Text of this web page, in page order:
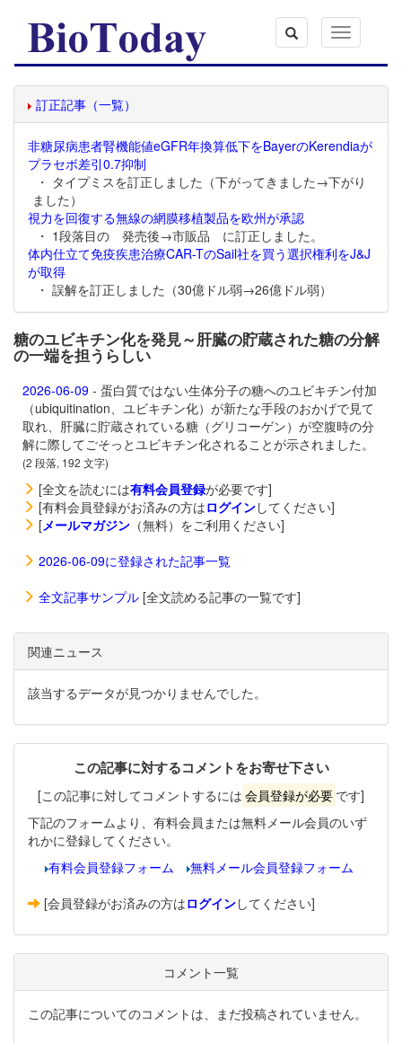
Toggle
navigation
訂正記事（一覧）
非糖尿病患者腎機能値eGFR年換算低下をBayerのKerendiaが
プラセボ差引0.7抑制
・ タイプミスを訂正しました（下がってきました→下がり
ました）
視力を回復する無線の網膜移植製品を欧州が承認
・ 1段落目の 発売後→市販品 に訂正しました。
体内仕立て免疫疾患治療CAR-TのSail社を買う選択権利をJ&J
が取得
・ 誤解を訂正しました（30億ドル弱→26億ドル弱）
糖のユビキチン化を発見～肝臓の貯蔵された糖の分解
の一端を担うらしい
2026-06-09 - 蛋白質ではない生体分子の糖へのユビキチン付加
（ubiquitination、ユビキチン化）が新たな手段のおかげで見て
取れ、肝臓に貯蔵されている糖（グリコーゲン）が空腹時の分
解に際してごそっとユビキチン化されることが示されました。
(2 段落, 192 文字)
[全文を読むには有料会員登録が必要です]
[有料会員登録がお済みの方はログインしてください]
[メールマガジン （無料）をご利用ください]
2026-06-09に登録された記事一覧
全文記事サンプル [全文読める記事の一覧です]
関連ニュース
該当するデータが見つかりませんでした。
この記事に対するコメントをお寄せ下さい
[この記事に対してコメントするには 会員登録が必要 です]
下記のフォームより、有料会員または無料メール会員のいず
れかに登録してください。
有料会員登録フォーム
無料メール会員登録フォーム
[会員登録がお済みの方はログインしてください]
コメント一覧
この記事についてのコメントは、まだ投稿されていません。